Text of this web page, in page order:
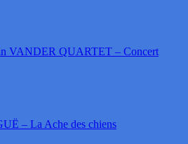
VANDER QUARTET – Concert
– La Ache des chiens